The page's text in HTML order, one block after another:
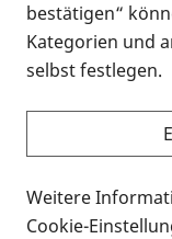
Alle
Formaten an
Sie möchten
suchen und
können?
Thema
für blinde und
bestätigen“
Kategorien und
selbst festlegen.
Weitere
Cookie-